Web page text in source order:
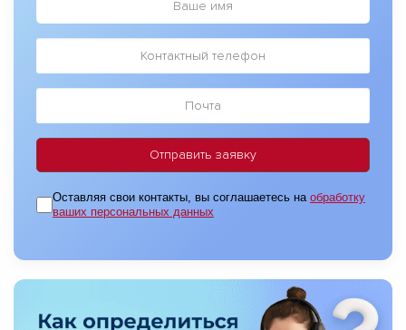
Оставляя свои контакты, вы соглашаетесь на обработку
ваших персональных данных